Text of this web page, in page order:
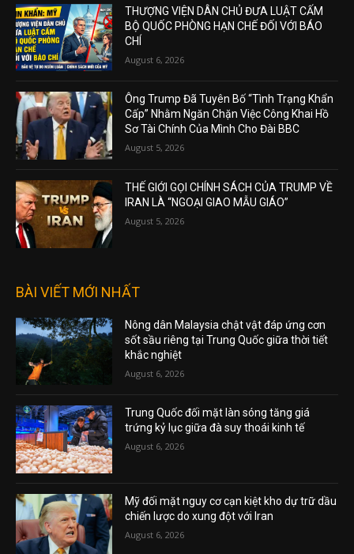
THƯỢNG VIỆN DÂN CHỦ ĐƯA LUẬT CẤM
BỘ QUỐC PHÒNG HẠN CHẾ ĐỐI VỚI BÁO
CHÍ
August 6, 2026
Ông Trump Đã Tuyên Bố “Tình Trạng Khẩn
Cấp” Nhằm Ngăn Chặn Việc Công Khai Hồ
Sơ Tài Chính Của Mình Cho Đài BBC
August 5, 2026
THẾ GIỚI GỌI CHÍNH SÁCH CỦA TRUMP VỀ
IRAN LÀ “NGOẠI GIAO MẪU GIÁO”
August 5, 2026
BÀI VIẾT MỚI NHẤT
Nông dân Malaysia chật vật đáp ứng cơn
sốt sầu riêng tại Trung Quốc giữa thời tiết
khắc nghiệt
August 6, 2026
Trung Quốc đối mặt làn sóng tăng giá
trứng kỷ lục giữa đà suy thoái kinh tế
August 6, 2026
Mỹ đối mặt nguy cơ cạn kiệt kho dự trữ dầu
chiến lược do xung đột với Iran
August 6, 2026